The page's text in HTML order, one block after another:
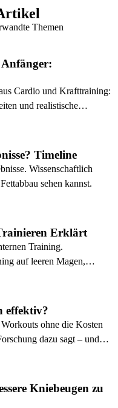
Themen
Cardio und Krafttraining:
und realistische
Timeline
Wissenschaftlich
sehen kannst.
Erklärt
Training.
auf leeren Magen,
effektiv?
ohne die Kosten
dazu sagt – und
Kniebeugen zu